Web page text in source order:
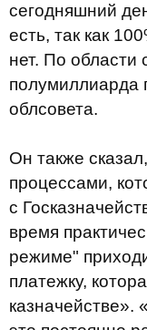
сегодняшний
есть, так как
нет. По области
полумиллиарда
облсовета.
Он также
процессами,
с
время
режиме"
платежку,
казначействе».